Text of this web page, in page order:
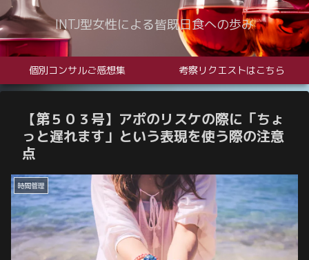
INTJ型女性による皆既日食への歩み
個別コンサルご感想集 考察リクエストはこちら
【第５０３号】アポのリスケの際に「ちょ
っと遅れます」という表現を使う際の注意
点
時間管理